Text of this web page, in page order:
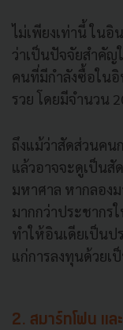
ไม่เพียงเท่านี้ ใน
ว่าเป็นปัจจัยสำคัญ
คนที่มีกำลังซื้อใน
รวย โดยมีจำนวน
ถึงแม้ว่าสัดส่วนคน
แล้วอาจจะดูเป็น
มหาศาล หากลอง
มากกว่าประชากร
ทำให้อินเดียเป็น
แก่การลงทุนด้วยเ
2. สมาร์ทโฟน แล